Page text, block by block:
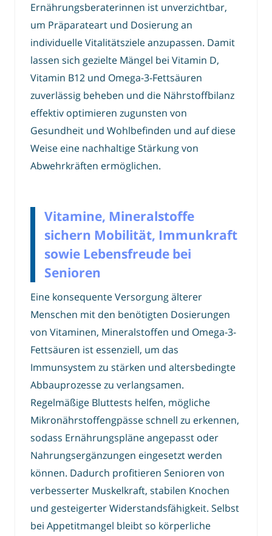
Ernährungsberaterinnen ist unverzichtbar,
um Präparateart und Dosierung an
individuelle Vitalitätsziele anzupassen. Damit
lassen sich gezielte Mängel bei Vitamin D,
Vitamin B12 und Omega-3-Fettsäuren
zuverlässig beheben und die Nährstoffbilanz
effektiv optimieren zugunsten von
Gesundheit und Wohlbefinden und auf diese
Weise eine nachhaltige Stärkung von
Abwehrkräften ermöglichen.
Vitamine, Mineralstoffe
sichern Mobilität, Immunkraft
sowie Lebensfreude bei
Senioren
Eine konsequente Versorgung älterer
Menschen mit den benötigten Dosierungen
von Vitaminen, Mineralstoffen und Omega-3-
Fettsäuren ist essenziell, um das
Immunsystem zu stärken und altersbedingte
Abbauprozesse zu verlangsamen.
Regelmäßige Bluttests helfen, mögliche
Mikronährstoffengpässe schnell zu erkennen,
sodass Ernährungspläne angepasst oder
Nahrungsergänzungen eingesetzt werden
können. Dadurch profitieren Senioren von
verbesserter Muskelkraft, stabilen Knochen
und gesteigerter Widerstandsfähigkeit. Selbst
bei Appetitmangel bleibt so körperliche